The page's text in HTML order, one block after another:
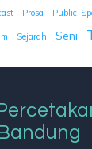
Prosa Public
Sejarah Seni